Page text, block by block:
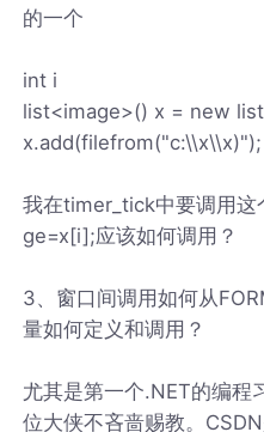
的一个
int i
list<image>() x = new
x.add(filefrom("c:\\x\\x)");
我在timer_tick中要调用
ge=x[i];应该如何调用？
3、窗口间调用如何从
量如何定义和调用？
尤其是第一个.NET的编程
位大侠不吝啬赐教。CSDN